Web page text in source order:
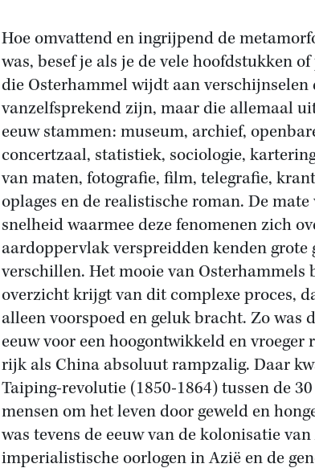
Hoe omvattend en ingrijpend de
was, besef je als je de vele hoofdstukken
die Osterhammel wijdt aan verschijnselen
vanzelfsprekend zijn, maar die allemaal
eeuw stammen: museum, archief,
concertzaal, statistiek, sociologie,
van maten, fotografie, film, telegrafie,
oplages en de realistische roman. De
snelheid waarmee deze fenomenen zich
aardoppervlak verspreidden kenden grote
verschillen. Het mooie van Osterhammels
overzicht krijgt van dit complexe proces,
alleen voorspoed en geluk bracht. Zo was
eeuw voor een hoogontwikkeld en
rijk als China absoluut rampzalig. Daar
Taiping-revolutie (1850-1864) tussen de
mensen om het leven door geweld en
was tevens de eeuw van de kolonisatie
imperialistische oorlogen in Azië en de